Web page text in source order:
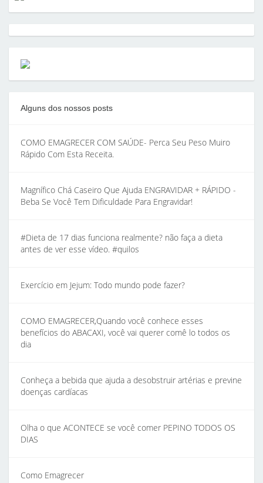
Alguns dos nossos posts
COMO EMAGRECER COM SAÚDE- Perca Seu Peso Muiro
Rápido Com Esta Receita.
Magnífico Chá Caseiro Que Ajuda ENGRAVIDAR + RÁPIDO -
Beba Se Você Tem Dificuldade Para Engravidar!
#Dieta de 17 dias funciona realmente? não faça a dieta
antes de ver esse vídeo. #quilos
Exercício em Jejum: Todo mundo pode fazer?
COMO EMAGRECER,Quando você conhece esses
benefícios do ABACAXI, você vai querer comê lo todos os
dia
Conheça a bebida que ajuda a desobstruir artérias e previne
doenças cardíacas
Olha o que ACONTECE se você comer PEPINO TODOS OS
DIAS
Como Emagrecer